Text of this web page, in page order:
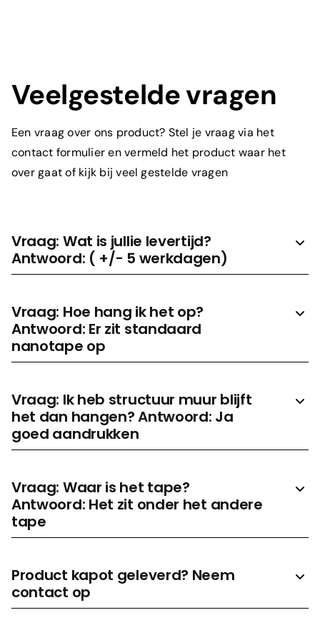
Veelgestelde vragen
Een vraag over ons product? Stel je vraag via het
contact formulier en vermeld het product waar het
over gaat of kijk bij veel gestelde vragen
Vraag: Wat is jullie levertijd?
Antwoord: ( +/- 5 werkdagen)
Vraag: Hoe hang ik het op?
Antwoord: Er zit standaard
nanotape op
Vraag: Ik heb structuur muur blijft
het dan hangen? Antwoord: Ja
goed aandrukken
Vraag: Waar is het tape?
Antwoord: Het zit onder het andere
tape
Product kapot geleverd? Neem
contact op